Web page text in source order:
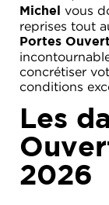
Michel
vous
reprises tout
Portes
concrétiser
conditions
Les
2026